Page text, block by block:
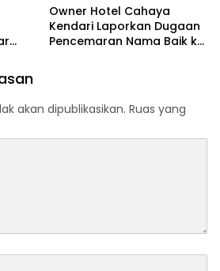
Owner Hotel Cahaya
Kendari Laporkan Dugaan
Pencemaran Nama Baik ke
akan dipublikasikan. Ruas yang